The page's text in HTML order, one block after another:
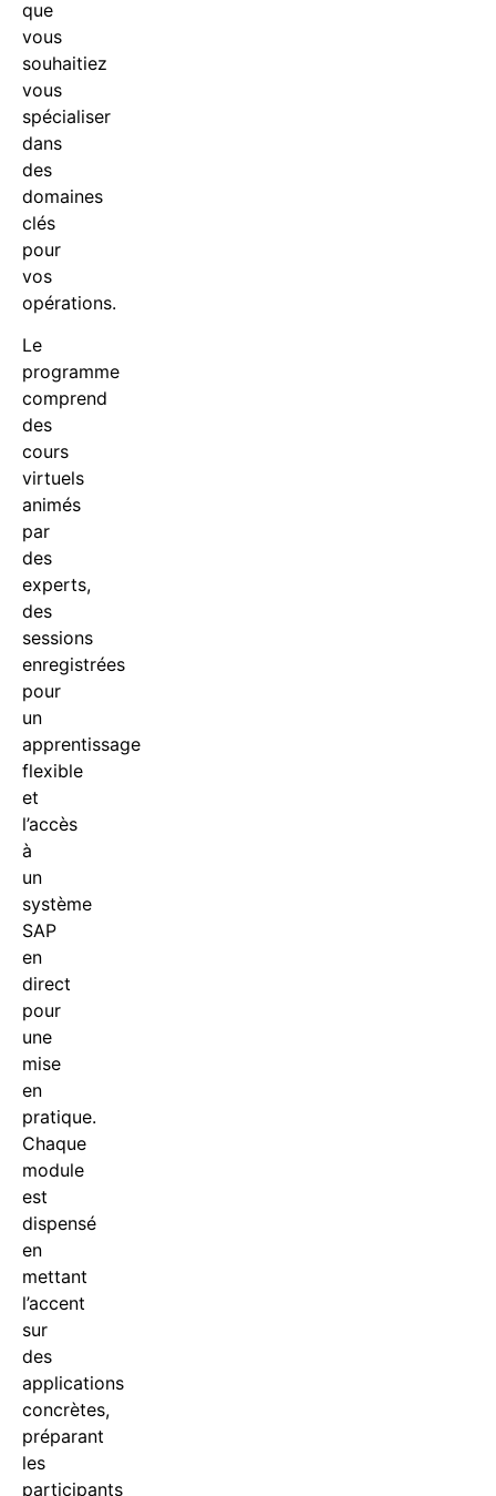
que
vous
souhaitiez
vous
spécialiser
dans
des
domaines
clés
pour
vos
opérations.
Le
programme
comprend
des
cours
virtuels
animés
par
des
experts,
des
sessions
enregistrées
pour
un
apprentissage
flexible
et
l’accès
à
un
système
SAP
en
direct
pour
une
mise
en
pratique.
Chaque
module
est
dispensé
en
mettant
l’accent
sur
des
applications
concrètes,
préparant
les
participants